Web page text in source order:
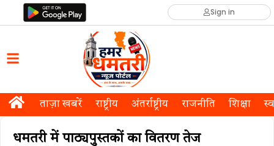
Sign in
ताज़ा खबरें राष्ट्रीय अंतर्राष्ट्रीय राजनीति शिक्षा
धमतरी में पाठ्यपुस्तकों का वितरण तेज